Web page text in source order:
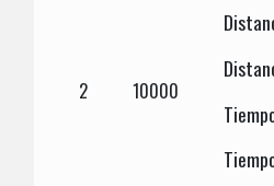
2 10000